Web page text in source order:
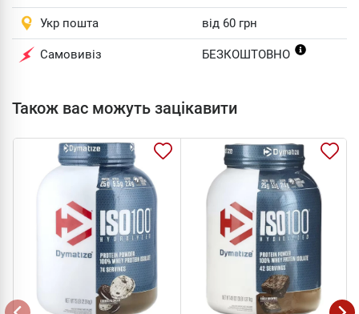
Укр пошта від 60 грн
Самовивіз БЕЗКОШТОВНО
Також вас можуть зацікавити